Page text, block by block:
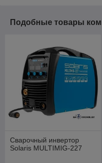
Подобные товары
Сварочный инвертор
Solaris MULTIMIG-227